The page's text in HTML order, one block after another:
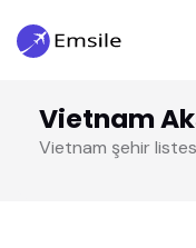
Vietnam
Vietnam şehir